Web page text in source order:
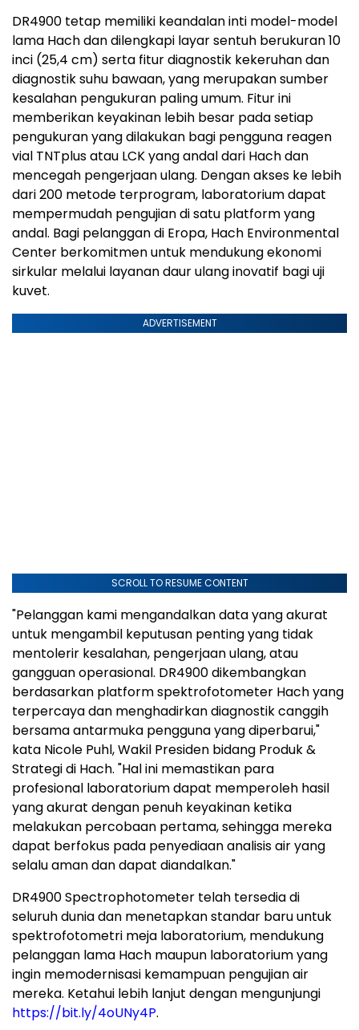
DR4900 tetap memiliki keandalan inti model-model
lama Hach dan dilengkapi layar sentuh berukuran 10
inci (25,4 cm) serta fitur diagnostik kekeruhan dan
diagnostik suhu bawaan, yang merupakan sumber
kesalahan pengukuran paling umum. Fitur ini
memberikan keyakinan lebih besar pada setiap
pengukuran yang dilakukan bagi pengguna reagen
vial TNTplus atau LCK yang andal dari Hach dan
mencegah pengerjaan ulang. Dengan akses ke lebih
dari 200 metode terprogram, laboratorium dapat
mempermudah pengujian di satu platform yang
andal. Bagi pelanggan di Eropa, Hach Environmental
Center berkomitmen untuk mendukung ekonomi
sirkular melalui layanan daur ulang inovatif bagi uji
kuvet.
ADVERTISEMENT
SCROLL TO RESUME CONTENT
"Pelanggan kami mengandalkan data yang akurat
untuk mengambil keputusan penting yang tidak
mentolerir kesalahan, pengerjaan ulang, atau
gangguan operasional. DR4900 dikembangkan
berdasarkan platform spektrofotometer Hach yang
terpercaya dan menghadirkan diagnostik canggih
bersama antarmuka pengguna yang diperbarui,"
kata Nicole Puhl, Wakil Presiden bidang Produk &
Strategi di Hach. "Hal ini memastikan para
profesional laboratorium dapat memperoleh hasil
yang akurat dengan penuh keyakinan ketika
melakukan percobaan pertama, sehingga mereka
dapat berfokus pada penyediaan analisis air yang
selalu aman dan dapat diandalkan."
DR4900 Spectrophotometer telah tersedia di
seluruh dunia dan menetapkan standar baru untuk
spektrofotometri meja laboratorium, mendukung
pelanggan lama Hach maupun laboratorium yang
ingin memodernisasi kemampuan pengujian air
mereka. Ketahui lebih lanjut dengan mengunjungi
https://bit.ly/4oUNy4P.